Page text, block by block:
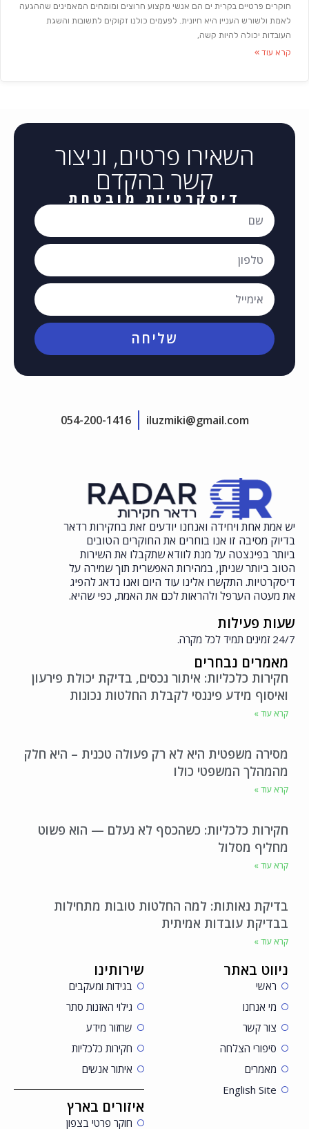
חוקרים פרטיים בקרית ים הם אנשי מקצוע חרוצים ומומחים המאמינים שההגעה
לאמת ולשורש העניין היא חיונית. לפעמים כולנו זקוקים לתשובות והשגת
העובדות יכולה להיות קשה,
קרא עוד »
השאירו פרטים, וניצור
קשר בהקדם
דיסקרטיות מובטחת
שליחה
iluzmiki@gmail.com
054-200-1416
יש אמת אחת ויחידה ואנחנו יודעים זאת בחקירות רדאר
בדיוק מסיבה זו אנו בוחרים את החוקרים הטובים
ביותר בפינצטה על מנת לוודא שתקבלו את השירות
הטוב ביותר שניתן, במהירות האפשרית תוך שמירה על
דיסקרטיות. התקשרו אלינו עוד היום ואנו נדאג להפיג
את מעטה הערפל ולהראות לכם את האמת, כפי שהיא.
שעות פעילות
24/7 זמינים תמיד לכל מקרה.
מאמרים נבחרים
חקירות כלכליות: איתור נכסים, בדיקת יכולת פירעון
ואיסוף מידע פיננסי לקבלת החלטות נכונות
קרא עוד »
מסירה משפטית היא לא רק פעולה טכנית – היא חלק
מהמהלך המשפטי כולו
קרא עוד »
חקירות כלכליות: כשהכסף לא נעלם — הוא פשוט
מחליף מסלול
קרא עוד »
בדיקת נאותות: למה החלטות טובות מתחילות
בבדיקת עובדות אמיתית
קרא עוד »
ניווט באתר
ראשי
מי אנחנו
צור קשר
סיפורי הצלחה
מאמרים
English Site
שירותינו
בגידות ומעקבים
גילוי האזנות סתר
שחזור מידע
חקירות כלכליות
איתור אנשים
איזורים בארץ
חוקר פרטי בצפון